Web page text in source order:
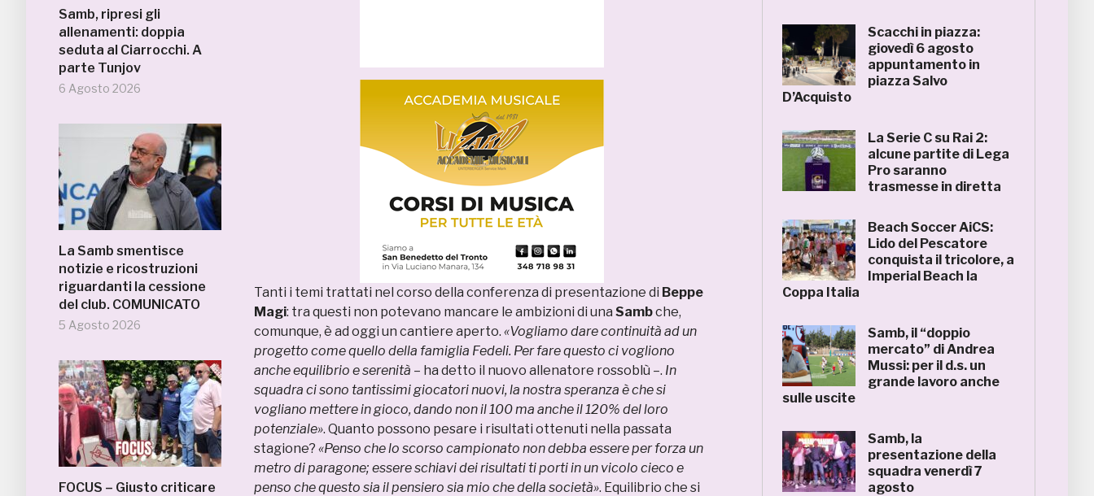
Samb, ripresi gli
allenamenti: doppia
seduta al Ciarrocchi. A
parte Tunjov
6 Agosto 2026
La Samb smentisce
notizie e ricostruzioni
riguardanti la cessione
del club. COMUNICATO
5 Agosto 2026
FOCUS – Giusto criticare
Tanti i temi trattati nel corso della conferenza di presentazione di Beppe
Magi: tra questi non potevano mancare le ambizioni di una Sambche,
comunque, è ad oggi un cantiere aperto. «Vogliamo dare continuità ad un
progetto come quello della famiglia Fedeli. Per fare questo ci vogliono
anche equilibrio e serenità – ha detto il nuovo allenatore rossoblù –. In
squadra ci sono tantissimi giocatori nuovi, la nostra speranza è che si
vogliano mettere in gioco, dando non il 100 ma anche il 120% del loro
potenziale». Quanto possono pesare i risultati ottenuti nella passata
stagione? «Penso che lo scorso campionato non debba essere per forza un
metro di paragone; essere schiavi dei risultati ti porti in un vicolo cieco e
penso che questo sia il pensiero sia mio che della società». Equilibrio che si
Scacchi in piazza:
giovedì 6 agosto
appuntamento in
piazza Salvo
D’Acquisto
La Serie C su Rai 2:
alcune partite di Lega
Pro saranno
trasmesse in diretta
Beach Soccer AiCS:
Lido del Pescatore
conquista il tricolore, a
Imperial Beach la
Coppa Italia
Samb, il “doppio
mercato” di Andrea
Mussi: per il d.s. un
grande lavoro anche
sulle uscite
Samb, la
presentazione della
squadra venerdì 7
agosto